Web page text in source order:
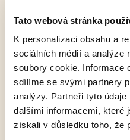
Tato webová stránka
K personalizaci obsahu a
sociálních médií a analýze
soubory cookie. Informace
sdílíme se svými partnery
analýzy. Partneři tyto
dalšími informacemi, které
získali v důsledku toho, že
Film bohužel není
Omlouváme se, ale
dispozici.